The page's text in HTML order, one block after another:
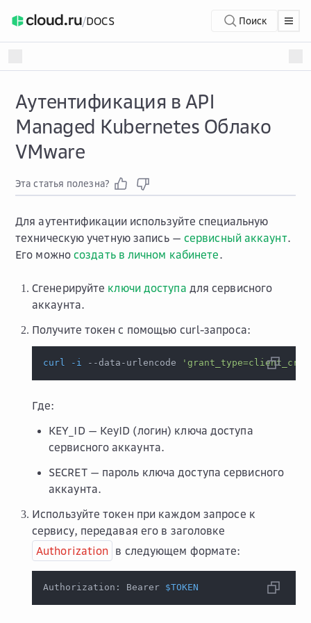
/DOCS Поиск
Аутентификация в API
Managed Kubernetes Облако
VMware
Эта статья полезна?
Для аутентификации используйте специальную
техническую учетную запись — сервисный аккаунт.
Его можно создать в личном кабинете.
Сгенерируйте ключи доступа для сервисного
аккаунта.
Получите токен с помощью curl-запроса:
curl -i --data-urlencode
Где:
KEY_ID — KeyID (логин) ключа доступа
сервисного аккаунта.
SECRET — пароль ключа доступа сервисного
аккаунта.
Используйте токен при каждом запросе к
сервису, передавая его в заголовке
Authorization в следующем формате:
Authorization: Bearer $TOKEN